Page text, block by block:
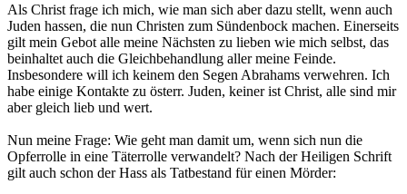
Als Christ frage ich mich, wie man sich aber dazu stellt, wenn auch
Juden hassen, die nun Christen zum Sündenbock machen. Einerseits
gilt mein Gebot alle meine Nächsten zu lieben wie mich selbst, das
beinhaltet auch die Gleichbehandlung aller meine Feinde.
Insbesondere will ich keinem den Segen Abrahams verwehren. Ich
habe einige Kontakte zu österr. Juden, keiner ist Christ, alle sind mir
aber gleich lieb und wert.
Nun meine Frage: Wie geht man damit um, wenn sich nun die
Opferrolle in eine Täterrolle verwandelt? Nach der Heiligen Schrift
gilt auch schon der Hass als Tatbestand für einen Mörder: